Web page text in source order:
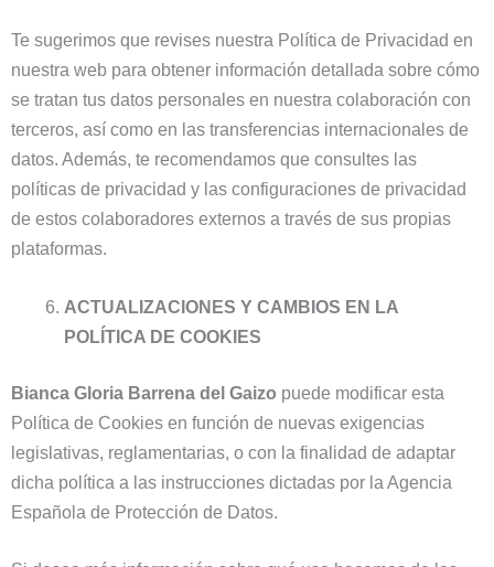
Te sugerimos que revises nuestra Política de Privacidad en
nuestra web para obtener información detallada sobre cómo
se tratan tus datos personales en nuestra colaboración con
terceros, así como en las transferencias internacionales de
datos. Además, te recomendamos que consultes las
políticas de privacidad y las configuraciones de privacidad
de estos colaboradores externos a través de sus propias
plataformas.
ACTUALIZACIONES Y CAMBIOS EN LA
POLÍTICA DE COOKIES
Bianca Gloria Barrena del Gaizo puede modificar esta
Política de Cookies en función de nuevas exigencias
legislativas, reglamentarias, o con la finalidad de adaptar
dicha política a las instrucciones dictadas por la Agencia
Española de Protección de Datos.